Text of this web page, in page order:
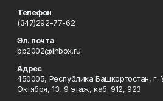
Телефон
(347)292-77-62
Эл. почта
bp2002@inbox.ru
Адрес
450005, Республика Башкортостан, г.
Октября, 13, 9 этаж, каб. 912, 923